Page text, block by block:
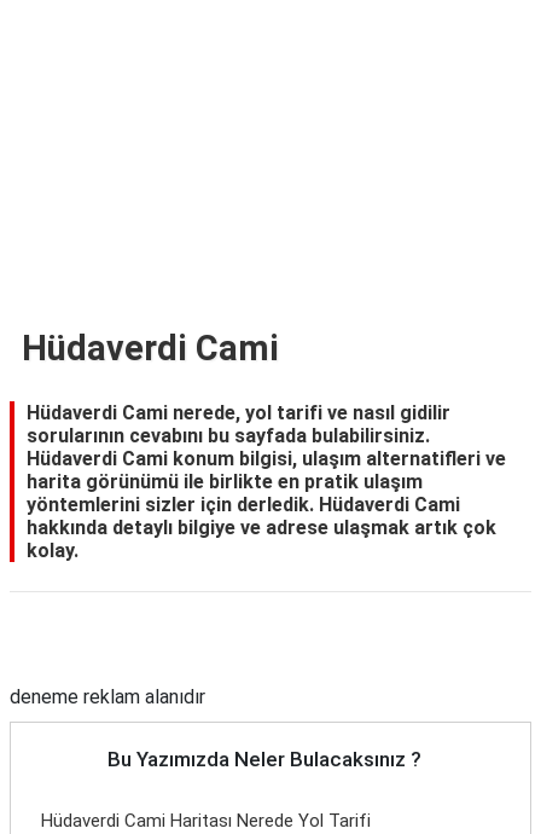
Hüdaverdi Cami
Hüdaverdi Cami nerede, yol tarifi ve nasıl gidilir
sorularının cevabını bu sayfada bulabilirsiniz.
Hüdaverdi Cami konum bilgisi, ulaşım alternatifleri ve
harita görünümü ile birlikte en pratik ulaşım
yöntemlerini sizler için derledik. Hüdaverdi Cami
hakkında detaylı bilgiye ve adrese ulaşmak artık çok
kolay.
deneme reklam alanıdır
Bu Yazımızda Neler Bulacaksınız ?
Hüdaverdi Cami Haritası Nerede Yol Tarifi